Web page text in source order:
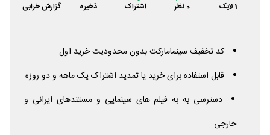
1لایک 0 نظر اشتراک ذخیره گزارش خرابی
کد تخفیف سینمامارکت بدون محدودیت خرید اول
قابل استفاده برای خرید یا تمدید اشتراک یک ماهه و دو روزه
دسترسی به به فیلم های سینمایی و مستندهای ایرانی و
خارجی